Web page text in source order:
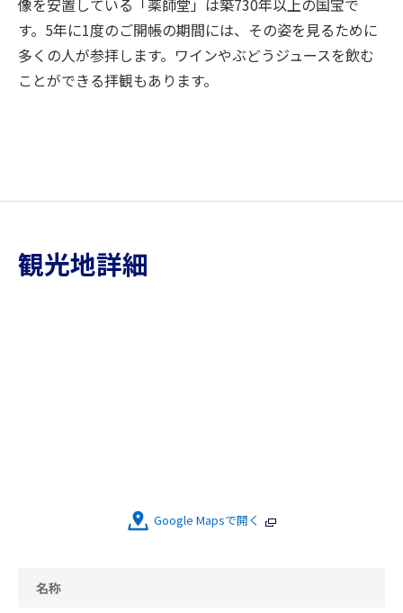
像を安置している「薬師堂」は築730年以上の国宝で
す。5年に1度のご開帳の期間には、その姿を見るために
多くの人が参拝します。ワインやぶどうジュースを飲む
ことができる拝観もあります。
観光地詳細
Google Mapsで開く
名称